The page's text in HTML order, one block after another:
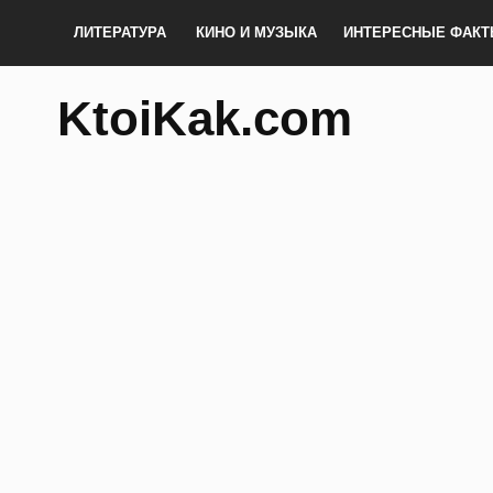
ЛИТЕРАТУРА КИНО И МУЗЫКА ИНТЕРЕСНЫЕ
KtoiKak.com